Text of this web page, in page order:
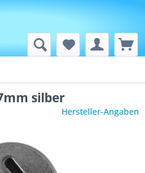
silber
Hersteller-Angaben